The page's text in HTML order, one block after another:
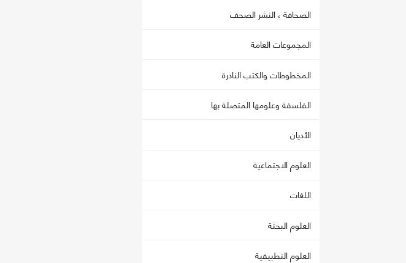
الصحافة ، النشر الصحف
المجموعات العامة
المخطوطات والكتب النادرة
الفلسفة وعلومها المتصلة بها
الأديان
العلوم الاجتماعية
اللغات
العلوم البحثة
العلوم التطبيقية